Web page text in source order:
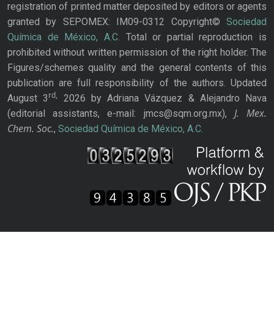
registration of printed matter deposited by editors or agents
granted by SEPOMEX: IM09-0312 Copyright© Sociedad
Química de México, A.C. Total or partial reproduction is
prohibited without written permission of the right holder. The
Figures/schemes quality and the general contents of this
publication are full responsibility of the authors. Updated
August 3rd,
2026 by Adriana Vázquez & Alejandro Nava
(editorial assistants, e-mail: jmcs@sqm.org.mx), J. Mex.
Chem. Soc., Sociedad Química de México, A.C.